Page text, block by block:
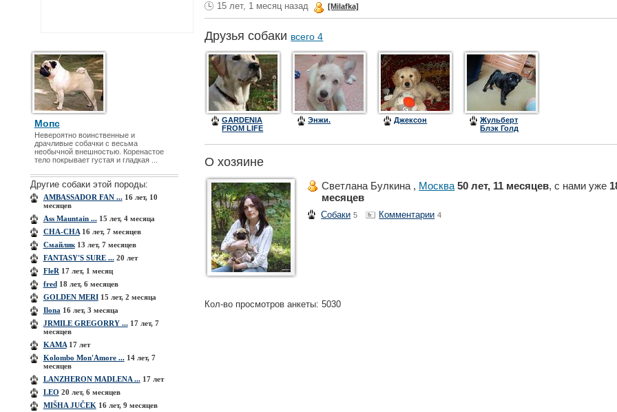
Мопс
Невероятно воинственные и
драчливые собачки с весьма
необычной внешностью. Коренастое
тело покрывает густая и гладкая ...
Другие собаки этой породы:
AMBASSADOR FAN ...16 лет, 10
месяцев
Ass Mauntain ...15 лет, 4 месяца
CHA-CHA16 лет, 7 месяцев
Cмайлик13 лет, 7 месяцев
FANTASY'S SURE ...20 лет
FleR 17 лет, 1 месяц
fred18 лет, 6 месяцев
GOLDEN MERI15 лет, 2 месяца
Ilona 16 лет, 3 месяца
JRMILE GREGORRY ...17 лет, 7
месяцев
KAMA17 лет
Kolombo Mon'Amore ...14 лет, 7
месяцев
LANZHERON MADLENA ...17 лет
LEO 20 лет, 6 месяцев
MIŠHA JUČEK 16 лет, 9 месяцев
15 лет, 1 месяц назад
[Milafka]
Друзья собаки всего 4
GARDENIA
FROM LIFE
Энжи. Джексон
Жульберт
Блэк Голд
О хозяине
Светлана Булкина , Москва 50 лет, 11 месяцев, с нами уже
месяцев
Собаки 5 Комментарии 4
Кол-во просмотров анкеты: 5030